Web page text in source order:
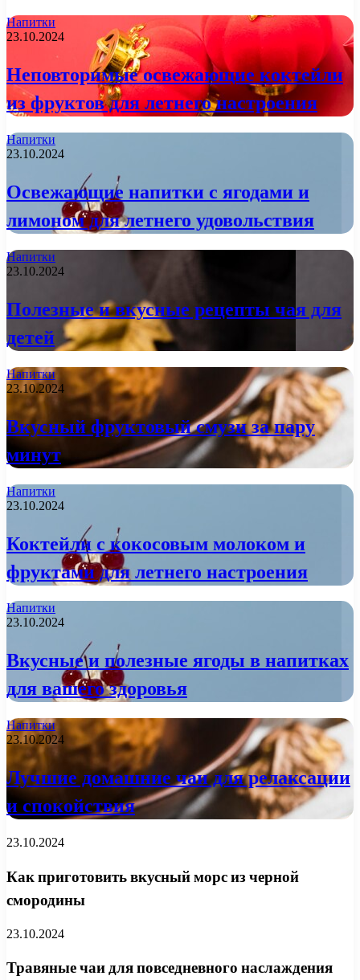
Напитки
23.10.2024
Неповторимые освежающие коктейли
из фруктов для летнего настроения
Напитки
23.10.2024
Освежающие напитки с ягодами и
лимоном для летнего удовольствия
Напитки
23.10.2024
Полезные и вкусные рецепты чая для
детей
Напитки
23.10.2024
Вкусный фруктовый смузи за пару
минут
Напитки
23.10.2024
Коктейли с кокосовым молоком и
фруктами для летнего настроения
Напитки
23.10.2024
Вкусные и полезные ягоды в напитках
для вашего здоровья
Напитки
23.10.2024
Лучшие домашние чаи для релаксации
и спокойствия
23.10.2024
Как приготовить вкусный морс из черной
смородины
23.10.2024
Травяные чаи для повседневного наслаждения